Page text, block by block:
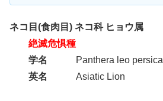
ネコ目(食肉目) ネコ科 ヒョウ属
絶滅危惧種
学名
Panthera leo persica
英名 Asiatic Lion